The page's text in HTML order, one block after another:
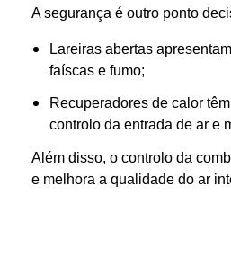
A segurança é outro ponto
Lareiras abertas
faíscas e fumo;
Recuperadores de calor
controlo da entrada de ar e
Além disso, o controlo da
e melhora a qualidade do ar